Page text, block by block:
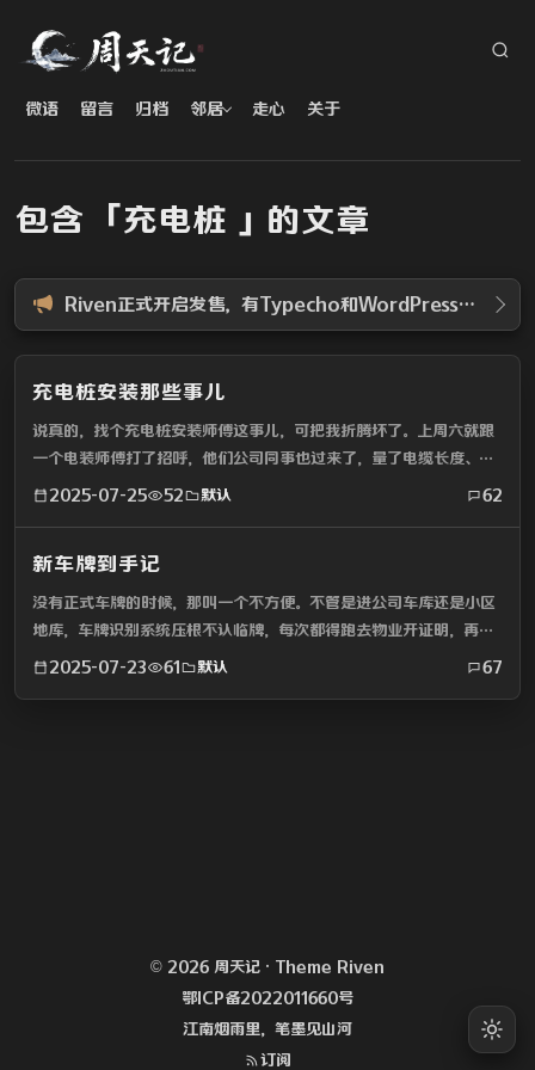
微语 留言 归档 邻居 走心 关于
包含 「充电桩 」的文章
Riven正式开启发售，有Typecho和WordPress两个版本
充电桩安装那些事儿
说真的，找个充电桩安装师傅这事儿，可把我折腾坏了。​上周六就跟
一个电装师傅打了招呼，他们公司同事也过来了，量了电缆长度、算
了需要的材料，然后就没信儿了。我问他大概啥时候能装，他说没法
2025-07-25 52 默认 62
新车牌到手记
没有正式车牌的时候，那叫一个不方便。不管是进公司车库还是小区
地库，车牌识别系统压根不认临牌，每次都得跑去物业开证明，再跟
门口保安好说歹说让他手动抬杆，来来回回折腾，简直磨人。周末回
2025-07-23 61 默认 67
© 2026 周天记 · Theme
Riven
鄂ICP备2022011660号
江南烟雨里，笔墨见山河
订阅